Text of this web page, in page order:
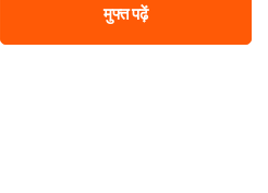
मुफ्त पढ़ें